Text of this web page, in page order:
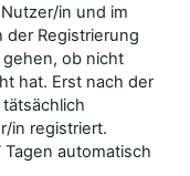
in und im
der Registrierung
gehen, ob nicht
hat. Erst nach der
in registriert.
automatisch